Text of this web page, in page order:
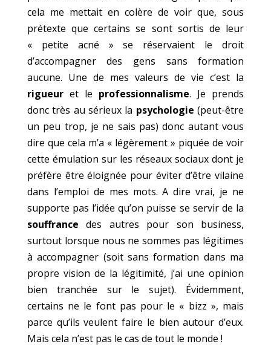
cela me mettait en colère de voir que, sous
prétexte que certains se sont sortis de leur
« petite acné » se réservaient le droit
d’accompagner des gens sans formation
aucune. Une de mes valeurs de vie c’est la
rigueuret le professionnalisme. Je prends
donc très au sérieux la psychologie (peut-être
un peu trop, je ne sais pas) donc autant vous
dire que cela m’a « légèrement » piquée de voir
cette émulation sur les réseaux sociaux dont je
préfère être éloignée pour éviter d’être vilaine
dans l’emploi de mes mots. A dire vrai, je ne
supporte pas l’idée qu’on puisse se servir de la
souffrance des autres pour son business,
surtout lorsque nous ne sommes pas légitimes
à accompagner (soit sans formation dans ma
propre vision de la légitimité, j’ai une opinion
bien tranchée sur le sujet). Évidemment,
certains ne le font pas pour le « bizz », mais
parce qu’ils veulent faire le bien autour d’eux.
Mais cela n’est pas le cas de tout le monde !